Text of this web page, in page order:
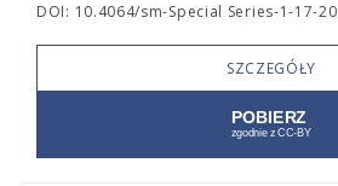
DOI: 10.4064/sm-Special Series-1-17-20
SZCZEGÓŁY